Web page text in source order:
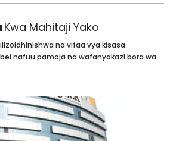
Kwa Mahitaji Yako
na vifaa vya kisasa
nafuu pamoja na wafanyakazi bora wa